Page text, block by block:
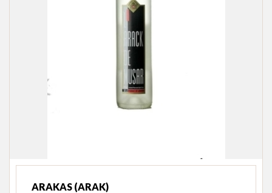
ARAKAS (ARAK)